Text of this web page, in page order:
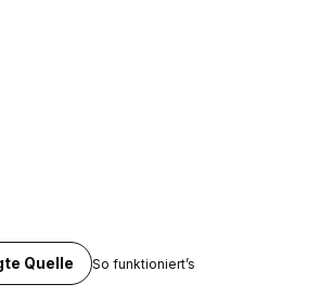
Quelle So funktioniert’s